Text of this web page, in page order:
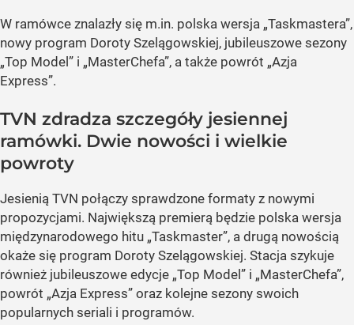
W ramówce znalazły się m.in. polska wersja „Taskmastera”,
nowy program Doroty Szelągowskiej, jubileuszowe sezony
„Top Model” i „MasterChefa”, a także powrót „Azja
Express”.
TVN zdradza szczegóły jesiennej
ramówki. Dwie nowości i wielkie
powroty
Jesienią TVN połączy sprawdzone formaty z nowymi
propozycjami. Największą premierą będzie polska wersja
międzynarodowego hitu „Taskmaster”, a drugą nowością
okaże się program Doroty Szelągowskiej. Stacja szykuje
również jubileuszowe edycje „Top Model” i „MasterChefa”,
powrót „Azja Express” oraz kolejne sezony swoich
popularnych seriali i programów.